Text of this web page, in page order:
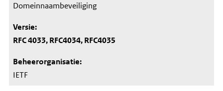
Domeinnaambeveiliging
RFC 4033, RFC4034, RFC4035
IETF